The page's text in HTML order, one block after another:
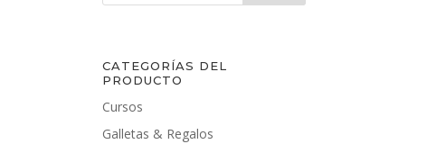
CATEGORÍAS DEL
PRODUCTO
Cursos
Galletas & Regalos